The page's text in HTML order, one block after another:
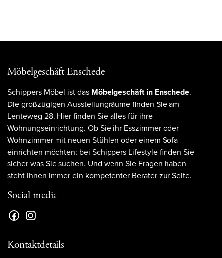
Möbelgeschäft Enschede
Schippers Möbel ist das Möbelgeschäft in Enschede.
Die großzügigen Ausstellungräume finden Sie am
Lenteweg 28. Hier finden Sie alles für ihre
Wohnungseinrichtung. Ob Sie ihr Esszimmer oder
Wohnzimmer mit neuen Stühlen oder einem Sofa
einrichten möchten; bei Schippers Lifestyle finden Sie
sicher was Sie suchen. Und wenn Sie Fragen haben
steht ihnen immer ein kompetenter Berater zur Seite.
Social media
Kontaktdetails